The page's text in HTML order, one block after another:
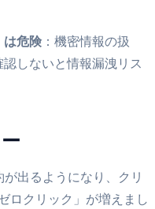
は危険：機密情報の扱
しないと情報漏洩リス
出るようになり、クリ
ロクリック」が増えまし